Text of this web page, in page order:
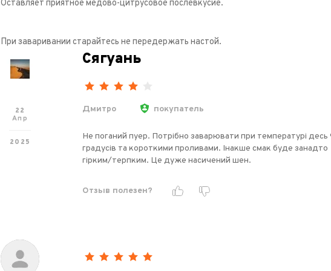
Оставляет приятное медово-цитрусовое послевкусие.
При заваривании старайтесь не передержать настой.
22
Апр
2025
Сягуань
Дмитро покупатель
Не поганий пуер. Потрібно заварювати при температурі десь
градусів та короткими проливами. Інакше смак буде занадто
гірким/терпким. Це дуже насичений шен.
Отзыв полезен?